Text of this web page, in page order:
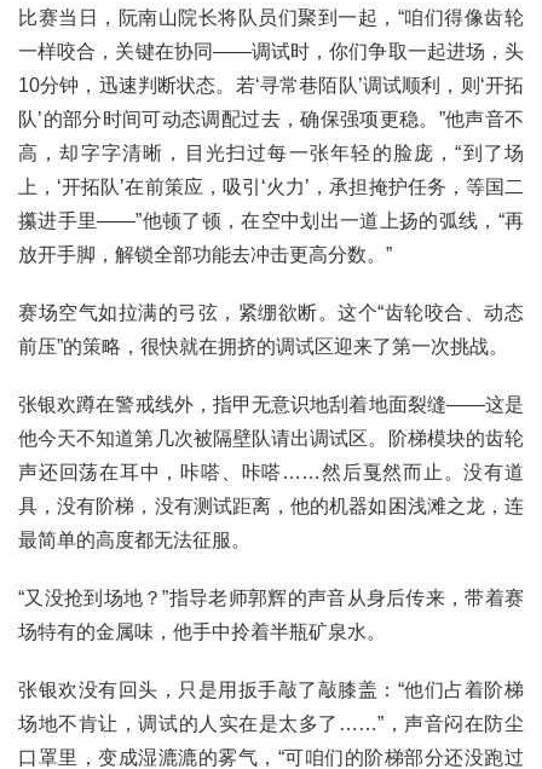
比赛当日，阮南山院长将队员们聚到一起，“咱们得像齿轮
一样咬合，关键在协同——调试时，你们争取一起进场，头
10分钟，迅速判断状态。若‘寻常巷陌队’调试顺利，则‘开拓
队’的部分时间可动态调配过去，确保强项更稳。”他声音不
高，却字字清晰，目光扫过每一张年轻的脸庞，“到了场
上，‘开拓队’在前策应，吸引‘火力’，承担掩护任务，等国二
攥进手里——”他顿了顿，在空中划出一道上扬的弧线，“再
放开手脚，解锁全部功能去冲击更高分数。”
赛场空气如拉满的弓弦，紧绷欲断。这个“齿轮咬合、动态
前压”的策略，很快就在拥挤的调试区迎来了第一次挑战。
张银欢蹲在警戒线外，指甲无意识地刮着地面裂缝——这是
他今天不知道第几次被隔壁队请出调试区。阶梯模块的齿轮
声还回荡在耳中，咔嗒、咔嗒……然后戛然而止。没有道
具，没有阶梯，没有测试距离，他的机器如困浅滩之龙，连
最简单的高度都无法征服。
“又没抢到场地？”指导老师郭辉的声音从身后传来，带着赛
场特有的金属味，他手中拎着半瓶矿泉水。
张银欢没有回头，只是用扳手敲了敲膝盖：“他们占着阶梯
场地不肯让，调试的人实在是太多了……”，声音闷在防尘
口罩里，变成湿漉漉的雾气，“可咱们的阶梯部分还没跑过